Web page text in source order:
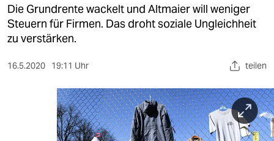
kultur
sport
berlin
wahrheit
Die Grundrente wackelt und Altmaier will weniger
Steuern für Firmen. Das droht soziale Ungleichheit
zu verstärken.
16.5.2020 19:11 Uhr teilen